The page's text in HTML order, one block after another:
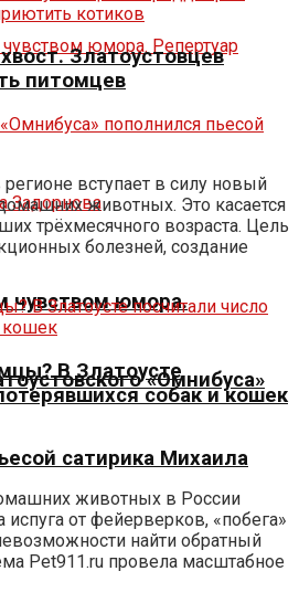
чувством юмора.
«Омнибуса»
сатирика Михаила
Златоустовцев
питомцев
вступает в силу новый
животных. Это касается
трёхмесячного возраста. Цель
болезней, создание
В Златоусте
собак и кошек
животных в России
испуга от фейерверков, «побега»
найти обратный
Pet911.ru провела масштабное